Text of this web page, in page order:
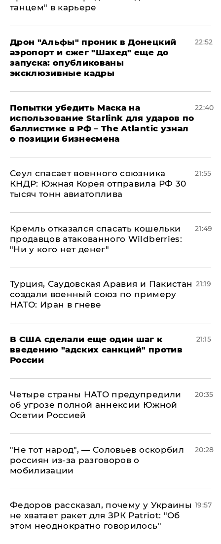
танцем" в карьере
Дрон "Альфы" проник в Донецкий
аэропорт и сжег "Шахед" еще до
запуска: опубликованы
эксклюзивные кадры
22:52
Попытки убедить Маска на
использование Starlink для ударов по
баллистике в РФ – The Atlantic узнал
о позиции бизнесмена
22:40
​Сеул спасает военного союзника
КНДР: Южная Корея отправила РФ 30
тысяч тонн авиатоплива
21:55
Кремль отказался спасать кошельки
продавцов атакованного Wildberries:
"Ни у кого нет денег"
21:49
Турция, Саудовская Аравия и Пакистан
создали военный союз по примеру
НАТО: Иран в гневе
21:19
В США сделали еще один шаг к
введению "адских санкций" против
России
21:15
Четыре страны НАТО предупредили
об угрозе полной аннексии Южной
Осетии Россией
20:35
​"Не тот народ", — Соловьев оскорбил
россиян из-за разговоров о
мобилизации
20:28
Федоров рассказал, почему у Украины
не хватает ракет для ЗРК Patriot: "Об
этом неоднократно говорилось"
19:57